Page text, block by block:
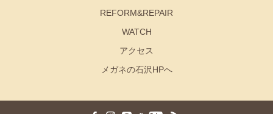
REFORM&REPAIR
WATCH
アクセス
メガネの石沢HPへ